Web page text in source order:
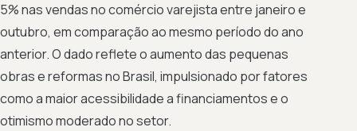
5% nas vendas no comércio varejista entre janeiro e
outubro, em comparação ao mesmo período do ano
anterior. O dado reflete o aumento das pequenas
obras e reformas no Brasil, impulsionado por fatores
como a maior acessibilidade a financiamentos e o
otimismo moderado no setor.